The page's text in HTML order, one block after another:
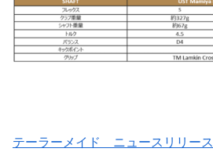
テーラーメイド ニュースリリース